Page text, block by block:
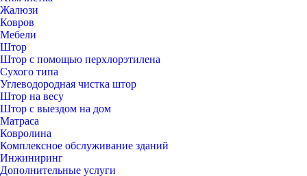
Жалюзи
Ковров
Мебели
Штор
Штор с помощью перхлорэтилена
Сухого типа
Углеводородная чистка штор
Штор на весу
Штор с выездом на дом
Матраса
Ковролина
Комплексное обслуживание зданий
Инжиниринг
Дополнительные услуги